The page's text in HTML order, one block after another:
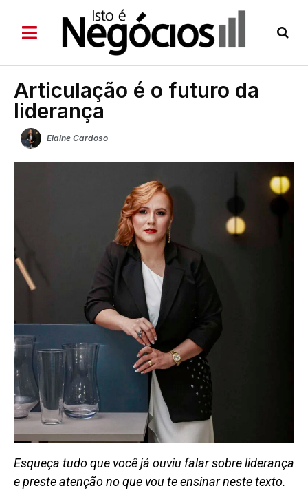
Articulação é o futuro da
liderança
Elaine Cardoso
Esqueça tudo que você já ouviu falar sobre liderança
e preste atenção no que vou te ensinar neste texto.